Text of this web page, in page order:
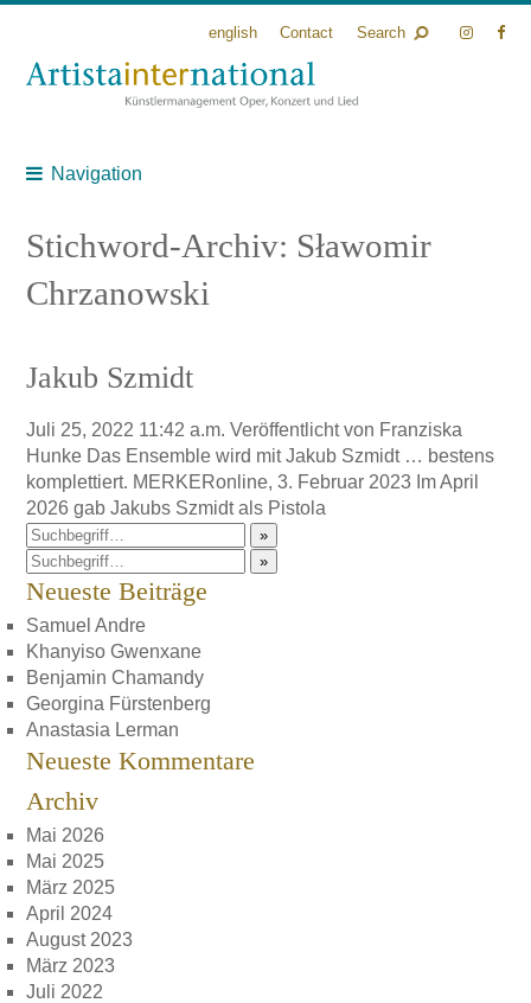
english Contact Search
Navigation
Stichword-Archiv: Sławomir
Chrzanowski
Jakub Szmidt
Juli 25, 2022 11:42 a.m. Veröffentlicht von Franziska
Hunke Das Ensemble wird mit Jakub Szmidt … bestens
komplettiert. MERKERonline, 3. Februar 2023 Im April
2026 gab Jakubs Szmidt als Pistola
»
»
Neueste Beiträge
Samuel Andre
Khanyiso Gwenxane
Benjamin Chamandy
Georgina Fürstenberg
Anastasia Lerman
Neueste Kommentare
Archiv
Mai 2026
Mai 2025
März 2025
April 2024
August 2023
März 2023
Juli 2022